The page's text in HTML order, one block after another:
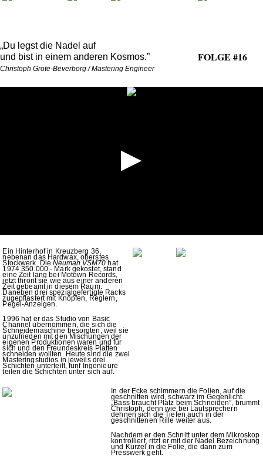
„Du legst die Nadel auf
und bist in einem anderen Kosmos.”
Christoph Grote-Beverborg / Mastering Engineer
FOLGE #16
Ein Hinterhofin Kreuzberg 36,
nebenan das Hardwax, oberstes
Stockwerk. DieNeuman VSM70 hat
1974 350.000,- Mark gekostet, stand
eine Zeit lang bei Motown Records,
jetzt thront sie wie aus einer anderen
Zeit gebeamt in diesem Raum.
Daneben drei spezialgefertigte Racks
zugepflastert mit Knöpfen, Reglern,
Pegel-Anzeigen.
1996 hat er das Studio von Basic
Channel übernommen, die sich die
Schneidemaschine besorgten, weil sie
unzufrieden mit den Mischungen der
eigenen Produktionen waren und für
sich und den Freundeskreis Platten
schneiden wollten. Heute sind die zwei
Masteringstudios in jeweils drei
Schichten unterteilt, fünf Ingenieure
teilen die Schichten unter sich auf.
In der Ecke schimmern die Folien, auf die
geschnitten wird, schwarz im Gegenlicht.
„Bass braucht Platz beim Schneiden”, brummt
Christoph, denn wie bei Lautsprechern
dehnen sich die Tiefen auch in der
geschnittenen Rille weiter aus.
Nachdem er den Schnitt unter dem Mikroskop
kontrolliert, ritzt er mit der Nadel Bezeichnung
und Kürzel in die Folie, die dann zum
Presswerk geht.